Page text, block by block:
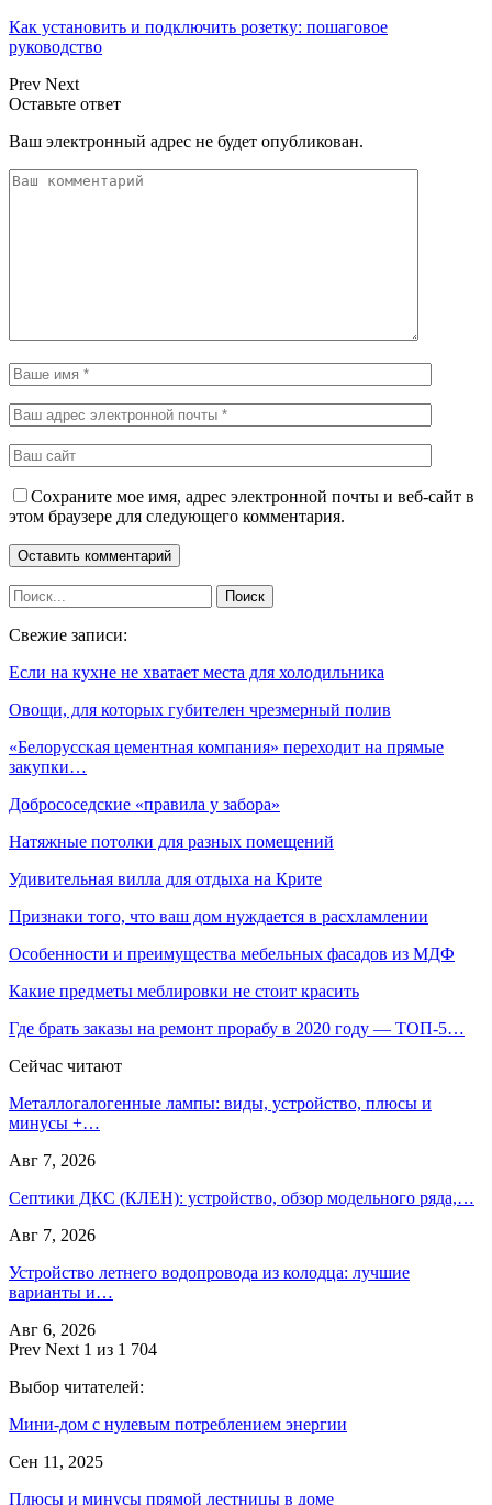
Как установить и подключить розетку: пошаговое
руководство
Prev Next
Оставьте ответ
Ваш электронный адрес не будет опубликован.
Сохраните мое имя, адрес электронной почты и веб-сайт в
этом браузере для следующего комментария.
Свежие записи:
Если на кухне не хватает места для холодильника
Овощи, для которых губителен чрезмерный полив
«Белорусская цементная компания» переходит на прямые
закупки…
Добрососедские «правила у забора»
Натяжные потолки для разных помещений
Удивительная вилла для отдыха на Крите
Признаки того, что ваш дом нуждается в расхламлении
Особенности и преимущества мебельных фасадов из МДФ
Какие предметы меблировки не стоит красить
Где брать заказы на ремонт прорабу в 2020 году — ТОП-5…
Сейчас читают
Металлогалогенные лампы: виды, устройство, плюсы и
минусы +…
Авг 7, 2026
Септики ДКС (КЛЕН): устройство, обзор модельного ряда,…
Авг 7, 2026
Устройство летнего водопровода из колодца: лучшие
варианты и…
Авг 6, 2026
Prev Next 1 из 1 704
Выбор читателей:
Мини-дом с нулевым потреблением энергии
Сен 11, 2025
Плюсы и минусы прямой лестницы в доме